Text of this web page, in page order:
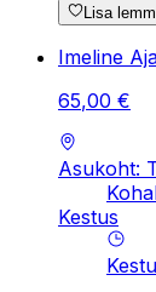
Lisa
Imeline
65,00 €
Asukoht:
Kestus